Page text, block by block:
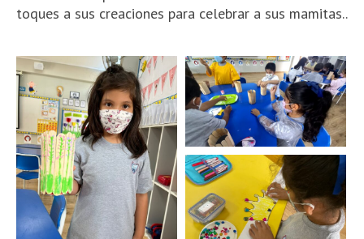
toques a sus creaciones para celebrar a sus mamitas..